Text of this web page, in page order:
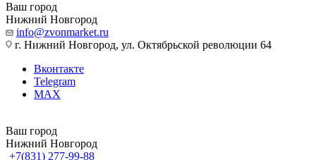
Ваш город
Нижний Новгород
info@zvonmarket.ru
г. Нижний Новгород, ул. Октябрьской революции 64
Вконтакте
Telegram
MAX
Ваш город
Нижний Новгород
+7(831) 277-99-88